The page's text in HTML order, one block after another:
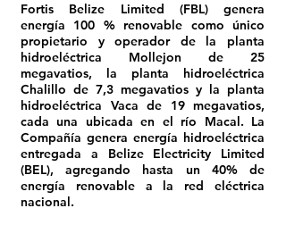
Fortis Belize Limited (FBL) genera
energía 100 % renovable como único
propietario y operador de la planta
hidroeléctrica Mollejon de 25
megavatios, la planta hidroeléctrica
Chalillo de 7,3 megavatios y la planta
hidroeléctrica Vaca de 19 megavatios,
cada una ubicada en el río Macal. La
Compañía genera energía hidroeléctrica
entregada a Belize Electricity Limited
(BEL), agregando hasta un 40% de
energía renovable a la red eléctrica
nacional.